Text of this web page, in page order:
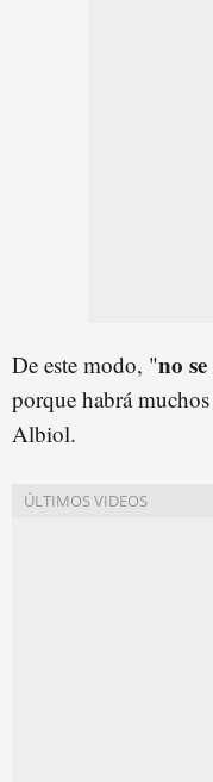
De este modo, "no
porque habrá
Albiol.